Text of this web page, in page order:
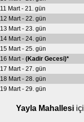
11 Mart - 21. gün
12 Mart - 22. gün
13 Mart - 23. gün
14 Mart - 24. gün
15 Mart - 25. gün
16 Mart - (Kadir Gecesi)*
17 Mart - 27. gün
18 Mart - 28. gün
19 Mart - 29. gün
Yayla Mahallesi